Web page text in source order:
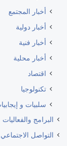
أخبار المجتمع
أخبار دولية
أخبار فنية
أخبار محلية
اقتصاد
تكنولوجيا
سلبيات و
البرامج والفعاليات
التواصل الاجتماعي